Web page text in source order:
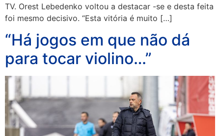
TV. Orest Lebedenko voltou a destacar -se e desta feita
foi mesmo decisivo. “Esta vitória é muito […]
“Há jogos em que não dá
para tocar violino…”